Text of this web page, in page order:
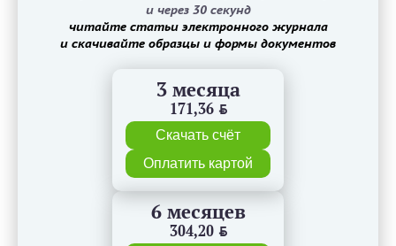
и через 30 секунд
читайте статьи электронного журнала
и скачивайте образцы и формы документов
3 месяца
171,36 BYN
Скачать счёт
Оплатить картой
6 месяцев
304,20 BYN